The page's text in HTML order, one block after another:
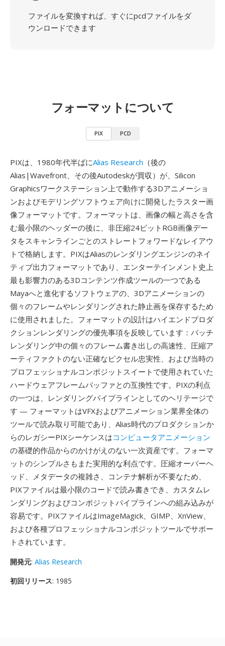
ファイルを変換すれば、すぐにpcdファイルをダ
ウンロードできます
フォーマットについて
PIX PCD
PIXは、1980年代半ばにAlias Research （後の
Alias|Wavefront、その後Autodeskが買収）が、Silicon
Graphicsワークステーション上で動作する3Dアニメーショ
ンおよびモデリングソフトウェア向けに開発したラスター画
像フォーマットです。フォーマットは、画像の幅と高さを含
む最小限のヘッダーの後に、非圧縮24ビットRGB画像デー
タをスキャンラインごとのストレートフォワードなレイアウ
トで格納します。PIXはAliasのレンダリングエンジンのネイ
ティブ出力フォーマットであり、エンターテインメント史上
最も影響力のある3Dコンテンツ作成ツールの一つである
Mayaへと進化するソフトウェアの、3Dアニメーションの
個々のフレームやレンダリングされた静止画を保存するため
に使用されました。フォーマットの設計はハイエンドプロダ
クションレンダリングの優先事項を反映しています：バッチ
レンダリング中の個々のフレーム書き出しの高速性、圧縮ア
ーティファクトのない正確なピクセル忠実性、および当時の
プロフェッショナルコンポジットスイートで使用されていた
ハードウェアフレームバッファとの互換性です。PIXの利点
の一つは、レンダリングパイプラインとしてのヘリテージで
す — フォーマットはVFXおよびアニメーション業界全体の
ツールで読み取り可能であり、Alias時代のプロダクションか
らのレガシーPIXシーケンスはコンピュータアニメーション
の基礎的作品からのかけがえのない一次資産です。フォーマ
ットのシンプルさもまた実用的な利点です。圧縮オーバーヘ
ッド、メタデータの複雑さ、コンテナ解析が不要なため、
PIXファイルは最小限のコードで読み書きでき、カスタムレ
ンダリングおよびコンポジットパイプラインへの組み込みが
容易です。PIXファイルはImageMagick、GIMP、XnView、
および各種プロフェッショナルコンポジットツールでサポー
トされています。
開発元: Alias Research
初回リリース: 1985